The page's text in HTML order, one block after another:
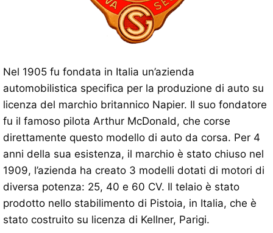
Nel 1905 fu fondata in Italia un’azienda
automobilistica specifica per la produzione di auto su
licenza del marchio britannico Napier. Il suo fondatore
fu il famoso pilota Arthur McDonald, che corse
direttamente questo modello di auto da corsa. Per 4
anni della sua esistenza, il marchio è stato chiuso nel
1909, l’azienda ha creato 3 modelli dotati di motori di
diversa potenza: 25, 40 e 60 CV. Il telaio è stato
prodotto nello stabilimento di Pistoia, in Italia, che è
stato costruito su licenza di Kellner, Parigi.